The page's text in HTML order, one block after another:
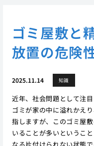
ゴミ屋敷と
放置の危険
2025.11.14 知識
近年、社会問題として注
ゴミが家の中に溢れかえ
指しますが、このゴミ屋
いることが多いというこ
なる片付けられない状態